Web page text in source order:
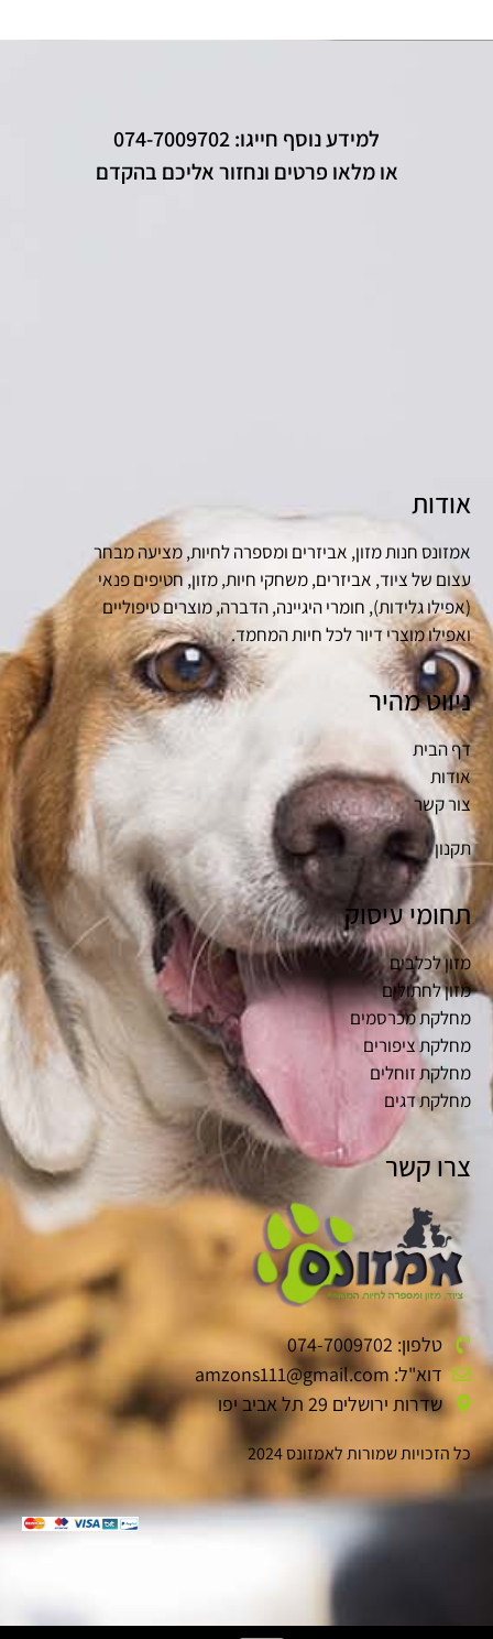
למידע נוסף חייגו: 074-7009702
או מלאו פרטים ונחזור אליכם בהקדם
אודות
אמזונס חנות מזון, אביזרים ומספרה לחיות, מציעה מבחר
עצום של ציוד, אביזרים, משחקי חיות, מזון, חטיפים פנאי
(אפילו גלידות), חומרי היגיינה, הדברה, מוצרים טיפוליים
ואפילו מוצרי דיור לכל חיות המחמד.
ניווט מהיר
דף הבית
אודות
צור קשר
תקנון
תחומי עיסוק
מזון לכלבים
מזון לחתולים
מחלקת מכרסמים
מחלקת ציפורים
מחלקת זוחלים
מחלקת דגים
צרו קשר
טלפון: 074-7009702
דוא"ל: amzons111@gmail.com
שדרות ירושלים 29 תל אביב יפו
כל הזכויות שמורות לאמזונס 2024